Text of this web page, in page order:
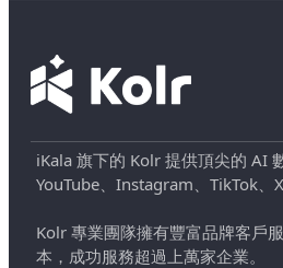
iKala 旗下的 Kolr 提供頂尖的 AI
YouTube、Instagram、TikTok、
Kolr 專業團隊擁有豐富品牌客戶
本，成功服務超過上萬家企業。